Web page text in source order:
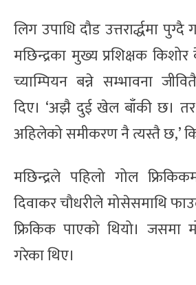
लिग उपाधि दौड उत्तरार्द्धमा पुग्दै
मछिन्द्रका मुख्य प्रशिक्षक
च्याम्पियन बन्ने सम्भावना
दिए। ‘अझै दुई खेल बाँकी छ।
अहिलेको समीकरण नै त्यस्तै छ,’
मछिन्द्रले पहिलो गोल
दिवाकर चौधरीले मोसेसमाथि
फ्रिकिक पाएको थियो।
गरेका थिए।